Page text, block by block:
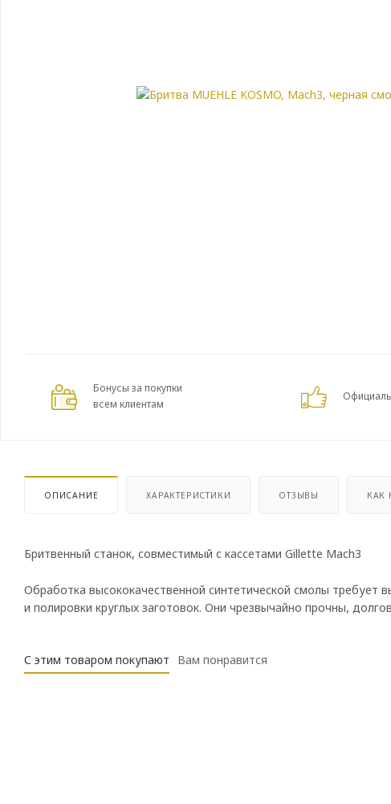
Бонусы за покупки
всем клиентам
ОПИСАНИЕ ХАРАКТЕРИСТИКИ ОТЗЫВЫ КАК
Бритвенный станок, совместимый с кассетами Gillette Mach3
Обработка высококачественной синтетической смолы
и полировки круглых заготовок. Они чрезвычайно прочны,
С этим товаром покупают Вам понравится